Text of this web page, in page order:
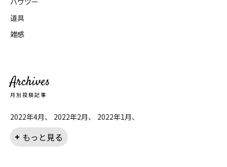
道具
雑感
Archives
月別投稿記事
2022年4月 2022年2月 2022年1月
もっと見る